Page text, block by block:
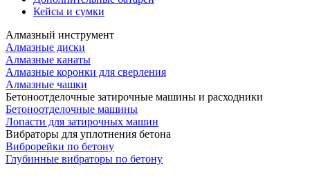
Кейсы и сумки
Алмазный инструмент
Алмазные диски
Алмазные канаты
Алмазные коронки для сверления
Алмазные чашки
Бетоноотделочные затирочные машины и расходники
Бетоноотделочные машины
Лопасти для затирочных машин
Вибраторы для уплотнения бетона
Виброрейки по бетону
Глубинные вибраторы по бетону